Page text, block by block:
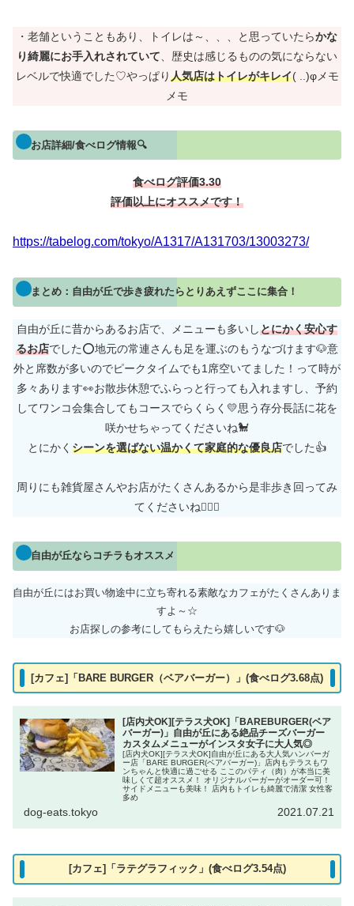
・老舗ということもあり、トイレは～、、、と思っていたらかな
り綺麗にお手入れされていて、歴史は感じるものの気にならない
レベルで快適でした♡やっぱり人気店はトイレがキレイ( ..)φメモ
メモ
お店詳細/食べログ情報🔍
食べログ評価3.30
評価以上にオススメです！
https://tabelog.com/tokyo/A1317/A131703/13003273/
まとめ：自由が丘で歩き疲れたらとりあえずここに集合！
自由が丘に昔からあるお店で、メニューも多いしとにかく安心す
るお店でした⭕地元の常連さんも足を運ぶのもうなづけます🐶意
外と席数が多いのでピークタイムでも1席空いてました！って時が
多々あります👀お散歩休憩でふらっと行っても入れますし、予約
してワンコ会集合してもコースでらくらく💛思う存分長話に花を
咲かせちゃってくださいね🐩
とにかく シーンを選ばない温かくて家庭的な優良店でした👍
周りにも雑貨屋さんやお店がたくさんあるから是非歩き回ってみ
てくださいね🙋‍♀️✨
自由が丘ならコチラもオススメ
自由が丘にはお買い物途中に立ち寄れる素敵なカフェがたくさんありま
すよ～☆
お店探しの参考にしてもらえたら嬉しいです🐶
[カフェ]「BARE BURGER（ベアバーガー）」(食べログ3.68点)
[店内犬OK][テラス犬OK]「BAREBURGER(ベア
バーガー)」自由が丘にある絶品チーズバーガー
カスタムメニューがインスタ女子に大人気◎
[店内犬OK][テラス犬OK]自由が丘にある大人気ハンバーガ
ー店「BARE BURGER(ベアバーガー)」店内もテラスもワ
ンちゃんと快適に過ごせる ここのパティ（肉）が本当に美
味しくて超オススメ！ オリジナルバーガーがオーダー可！
サイドメニューも美味！ 店内もトイレも綺麗で清潔 女性客
多め
dog-eats.tokyo 2021.07.21
[カフェ]「ラテグラフィック」(食べログ3.54点)